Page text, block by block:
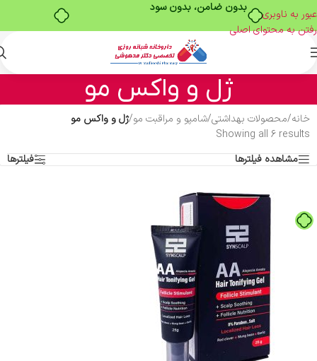
بدون ضامن، بدون سود
عبور به ناوبری
رفتن به محتوای اصلی
ژل و واکس مو
خانه/محصولات بهداشتی/شامپو و مراقبت مو/ژل و واکس مو
Showing all 6 results
مشاهده فیلترها
فیلترها